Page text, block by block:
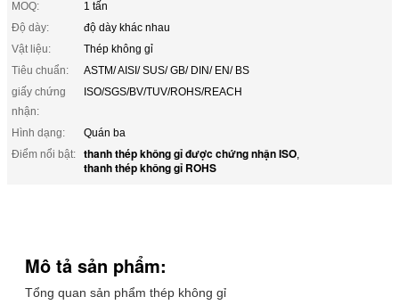
MOQ:
1 tấn
Độ dày:
độ dày khác nhau
Vật liệu:
Thép không gỉ
Tiêu chuẩn:
ASTM/ AISI/ SUS/ GB/ DIN/ EN/ BS
giấy chứng
nhận:
ISO/SGS/BV/TUV/ROHS/REACH
Hình dạng:
Quán ba
Điểm nổi bật:
thanh thép không gỉ được chứng nhận ISO,
thanh thép không gỉ ROHS
Mô tả sản phẩm:
Tổng quan sản phẩm thép không gỉ